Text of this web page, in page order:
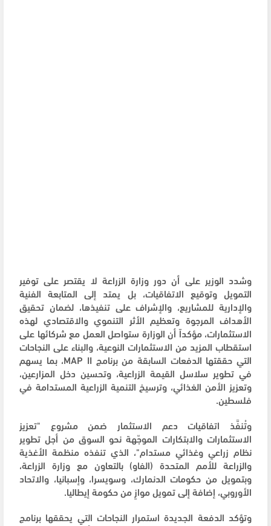
وشدد الوزير على أن دور وزارة الزراعة لا يقتصر على توفير
التمويل وتوقيع الاتفاقيات، بل يمتد إلى المتابعة الفنية
والإدارية للمشاريع، والإشراف على تنفيذها، لضمان تحقيق
الأهداف المرجوة وتعظيم الأثر التنموي والاقتصادي لهذه
الاستثمارات، مؤكداً أن الوزارة ستواصل العمل مع شركائها على
استقطاب المزيد من الاستثمارات النوعية، والبناء على النجاحات
التي حققتها الدفعات السابقة من برنامج MAP II، بما يسهم
في تطوير سلاسل القيمة الزراعية، وتحسين دخل المزارعين،
وتعزيز الأمن الغذائي، وترسيخ التنمية الزراعية المستدامة في
فلسطين.
وتُنفَّذ اتفاقيات دعم الاستثمار ضمن مشروع "تعزيز
الاستثمارات والابتكارات الموجّهة نحو السوق من أجل تطوير
نظام زراعي وغذائي مستدام"، الذي تنفذه منظمة الأغذية
والزراعة للأمم المتحدة (الفاو) بالتعاون مع وزارة الزراعة،
وبتمويل من حكومات الدنمارك، وسويسرا، وإسبانيا، والاتحاد
الأوروبي، إضافة إلى تمويل موازٍ من حكومة إيطاليا.
وتؤكد الدفعة الجديدة استمرار النجاحات التي يحققها برنامج